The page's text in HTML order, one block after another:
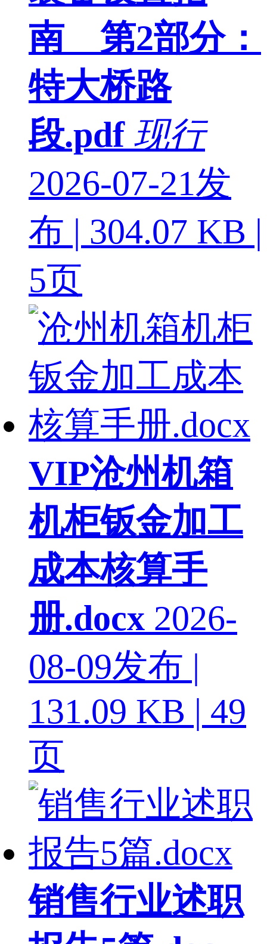
南 第2部分：
特大桥路
段.pdf 现行
2026-07-21发
布 | 304.07 KB |
5页
VIP沧州机箱
机柜钣金加工
成本核算手
册.docx 2026-
08-09发布 |
131.09 KB | 49
页
销售行业述职